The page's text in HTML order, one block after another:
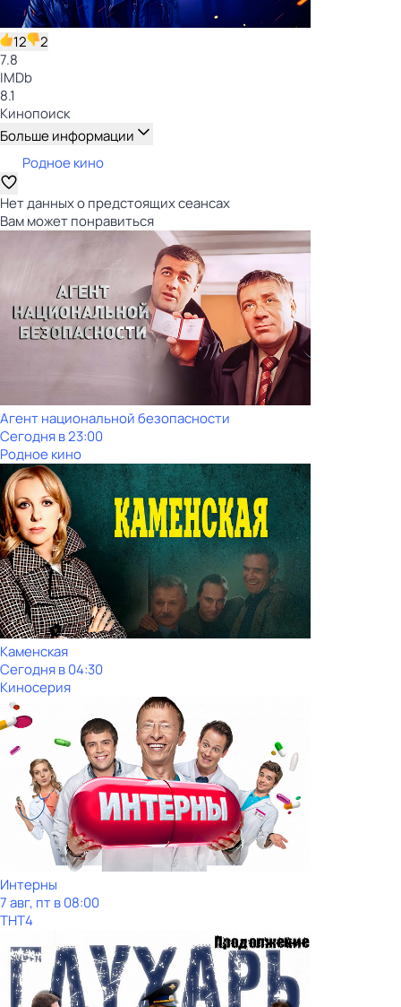
12
2
7.8
IMDb
8.1
Кинопоиск
Больше информации
Родное кино
Нет данных о предстоящих сеансах
Вам может понравиться
Агент национальной безопасности
Сегодня в 23:00
Родное кино
Каменская
Сегодня в 04:30
Киносерия
Интерны
7 авг, пт в 08:00
ТНТ4